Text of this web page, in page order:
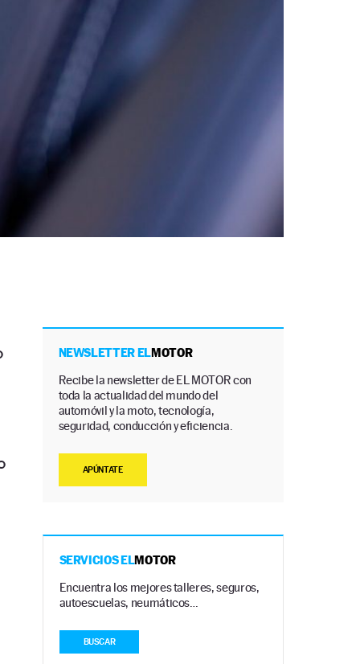
NEWSLETTER ELMOTOR
Recibe la newsletter de EL MOTOR con
toda la actualidad del mundo del
automóvil y la moto, tecnología,
seguridad, conducción y eficiencia.
APÚNTATE
SERVICIOS ELMOTOR
Encuentra los mejores talleres, seguros,
autoescuelas, neumáticos…
BUSCAR